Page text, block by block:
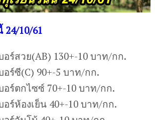
24/10/61
ร์สวย(AB) 130+-10 บาท/กก.
อร์ซี(C) 90+-5 บาท/กก.
อร์ตกไซซ์ 70+-10 บาท/กก.
ร์ห้องเย็น 40+-10 บาท/กก.